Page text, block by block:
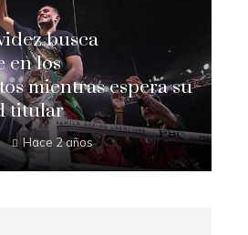
busca
en los
mientras espera su
titular
Hace 2 años